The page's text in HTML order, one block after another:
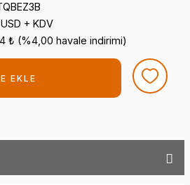
+ KDV
₺ (%4,00 havale indirimi)
EKLE